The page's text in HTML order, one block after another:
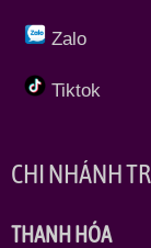
Zalo
Tiktok
CHI NHÁNH
THANH HÓA